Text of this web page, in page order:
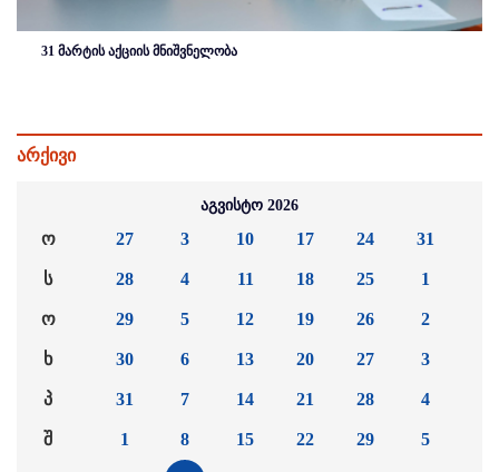
31 მარტის აქციის მნიშვნელობა
არქივი
აგვისტო 2026
ო
ს
ო
ხ
პ
შ
27
28
29
30
31
1
3
4
5
6
7
8
10
11
12
13
14
15
17
18
19
20
21
22
24
25
26
27
28
29
31
1
2
3
4
5